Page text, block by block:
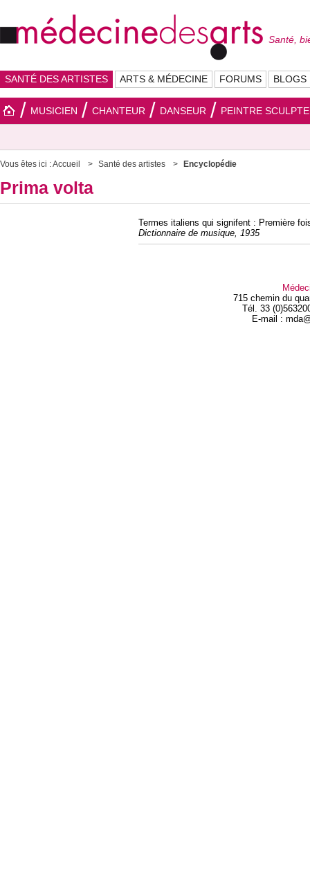
Santé,
SANTÉ DES ARTISTES ARTS & MÉDECINE FORUMS BLOGS
MUSICIEN CHANTEUR DANSEUR PEINTRE
Vous êtes ici :Accueil Santé des artistes Encyclopédie
Prima volta
Termes italiens qui signifent : Première
Dictionnaire de musique, 1935
715 chemin du
Tél. 33
E-mail :